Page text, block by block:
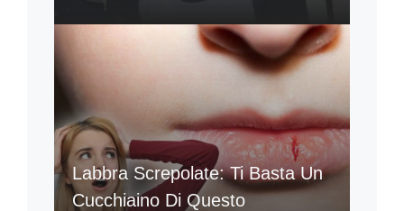
Labbra Screpolate: Ti Basta Un
Cucchiaino Di Questo